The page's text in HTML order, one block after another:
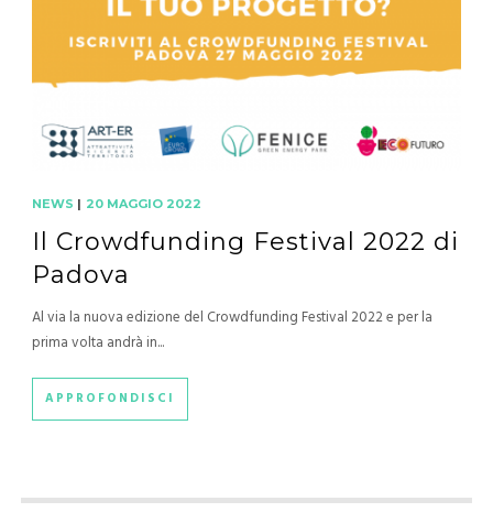
NEWS | 20 MAGGIO 2022
Il Crowdfunding Festival 2022 di
Padova
Al via la nuova edizione del Crowdfunding Festival 2022 e per la
prima volta andrà in...
APPROFONDISCI